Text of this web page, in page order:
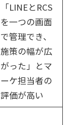
「LINEとRCS
を一つの画面
で管理でき、
施策の幅が広
がった」とマ
ーケ担当者の
評価が高い